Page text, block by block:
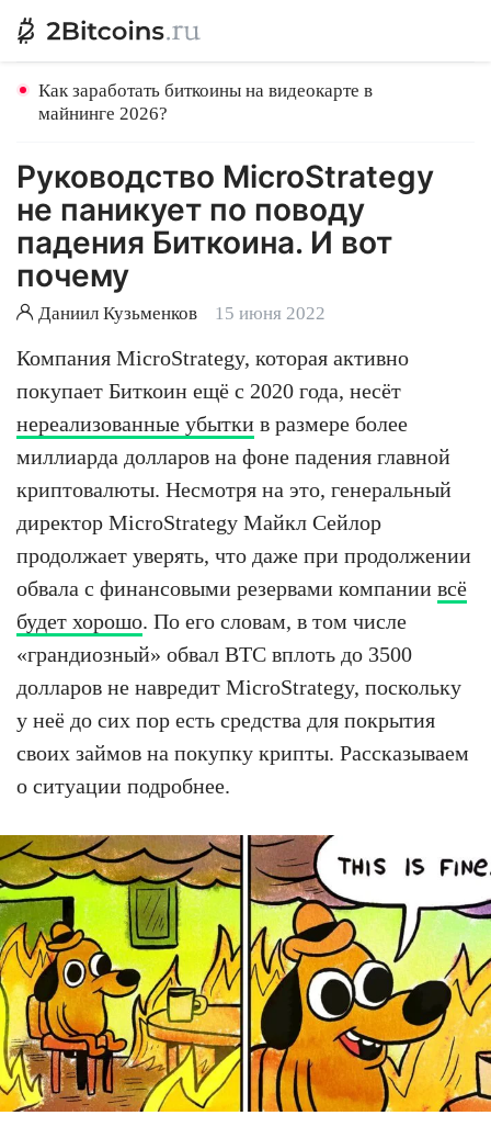
Как заработать биткоины на видеокарте в
майнинге 2026?
Руководство MicroStrategy
не паникует по поводу
падения Биткоина. И вот
почему
Даниил Кузьменков 15 июня 2022
Компания MicroStrategy, которая активно
покупает Биткоин ещё с 2020 года, несёт
нереализованные убытки в размере более
миллиарда долларов на фоне падения главной
криптовалюты. Несмотря на это, генеральный
директор MicroStrategy Майкл Сейлор
продолжает уверять, что даже при продолжении
обвала с финансовыми резервами компании всё
будет хорошо. По его словам, в том числе
«грандиозный» обвал BTC вплоть до 3500
долларов не навредит MicroStrategy, поскольку
у неё до сих пор есть средства для покрытия
своих займов на покупку крипты. Рассказываем
о ситуации подробнее.